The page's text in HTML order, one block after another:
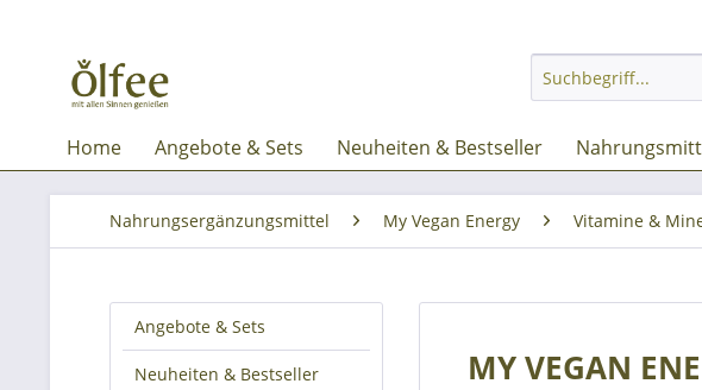
Home Angebote & Sets Neuheiten & Bestseller
Nahrungsergänzungsmittel My Vegan Energy Vitamine &
Angebote & Sets
Neuheiten & Bestseller MY VEGAN